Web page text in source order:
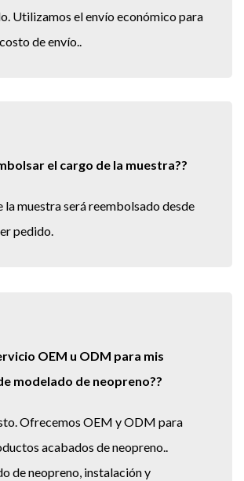
Utilizamos el envío económico para
de envío..
el cargo de la muestra??
la muestra será reembolsado desde
pedido.
OEM u ODM para mis
modelado de neopreno??
Ofrecemos OEM y ODM para
acabados de neopreno..
de neopreno, instalación y